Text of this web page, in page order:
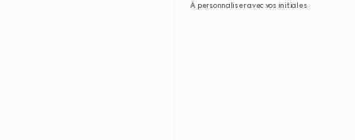
À personnaliser avec vos initiales